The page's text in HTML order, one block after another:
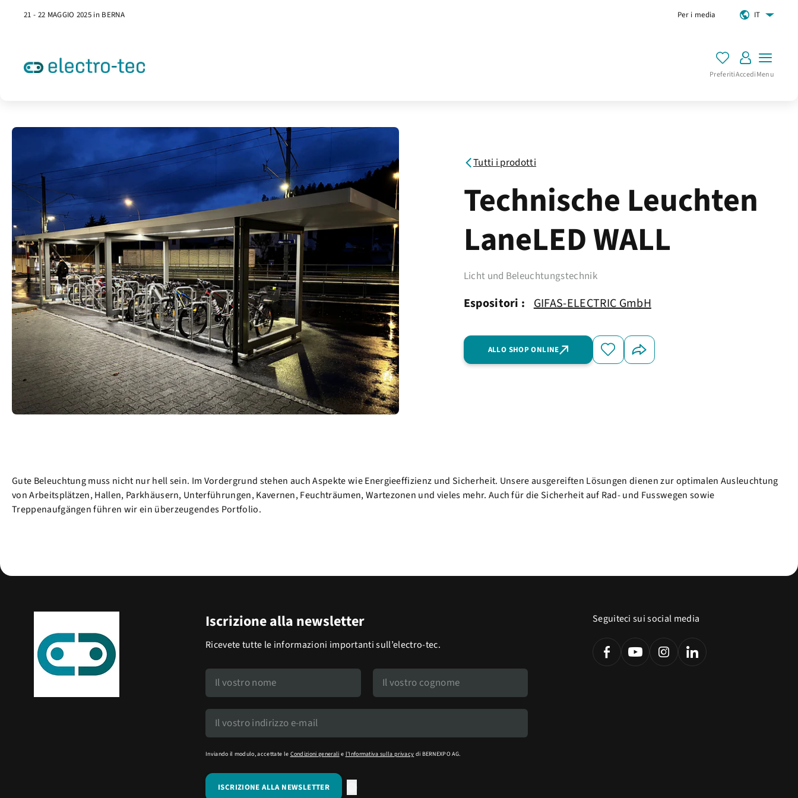
21 - 22 MAGGIO 2025 in BERNA Per i media IT
PreferitiAccediMenu
Tutti i prodotti
Technische Leuchten
LaneLED WALL
Licht und Beleuchtungstechnik
Espositori : GIFAS-ELECTRIC GmbH
ALLO SHOP ONLINE
Gute Beleuchtung muss nicht nur hell sein. Im Vordergrund stehen auch Aspekte wie Energieeffizienz und Sicherheit. Unsere ausgereiften Lösungen dienen zur optimalen Ausleuchtung
von Arbeitsplätzen, Hallen, Parkhäusern, Unterführungen, Kavernen, Feuchträumen, Wartezonen und vieles mehr. Auch für die Sicherheit auf Rad- und Fusswegen sowie
Treppenaufgängen führen wir ein überzeugendes Portfolio.
Iscrizione alla newsletter
Ricevete tutte le informazioni importanti sull’electro-tec.
Inviando il modulo, accettate le Condizioni generali e l'Informativa sulla privacy di BERNEXPO AG.
Seguiteci sui social media